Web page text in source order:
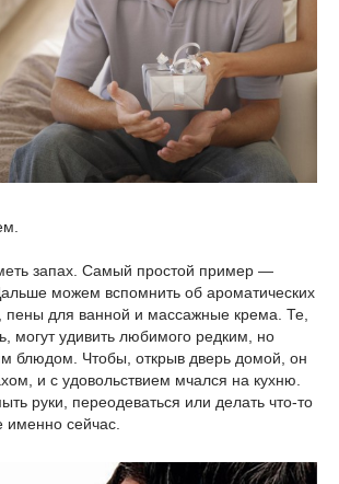
запах. Самый простой пример —
можем вспомнить об ароматических
пены для ванной и массажные крема. Те,
могут удивить любимого редким, но
блюдом. Чтобы, открыв дверь домой, он
и с удовольствием мчался на кухню.
руки, переодеваться или делать что-то
сейчас.